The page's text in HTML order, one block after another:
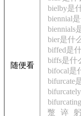
随便看
bielby是
biennial
biennials
bier是什
biffed是
biffs是什
bifocal是
bifurcate
蹩
谇 躬